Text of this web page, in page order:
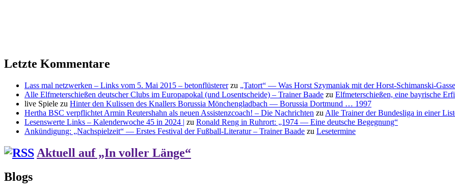
Letzte Kommentare
Lass mal netzwerken – Links vom 5. Mai 2015 – betonflüstererzu „Tatort“ — Was Horst Szymaniak mit der Horst-Schimanski-
Alle Elfmeterschießen deutscher Clubs im Europapokal (und Losentscheide) – Trainer Baade zu Elfmeterschießen, eine bayrische
live Spiele zu Hinter den Kulissen des Knallers Borussia Mönchengladbach — Borussia Dortmund … 1997
Hertha BSC verpflichtet Armin Reutershahn als neuen Assistenzcoach! – Die Nachrichten zu Alle Trainer der Bundesliga in einer
Lesenswerte Links – Kalenderwoche 45 in 2024 | zu Ronald Reng in Ruhrort: „1974 — Eine deutsche Begegnung“
Ankündigung: „Nachspielzeit“ — Erstes Festival der Fußball-Literatur – Trainer Baade zu Lesetermine
Aktuell auf „In voller Länge“
Blogs